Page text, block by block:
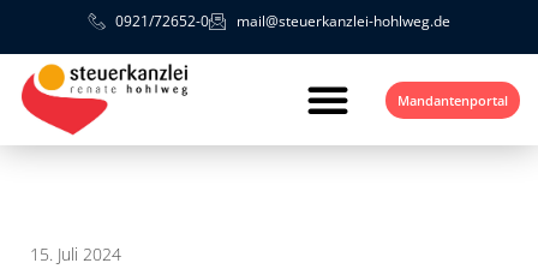
0921/72652-0 mail@steuerkanzlei-hohlweg.de
Mandantenportal
15. Juli 2024